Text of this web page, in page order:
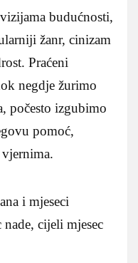
budućnosti,
žanr, cinizam
Praćeni
negdje žurimo
počesto izgubimo
pomoć,
i mjeseci
cijeli mjesec